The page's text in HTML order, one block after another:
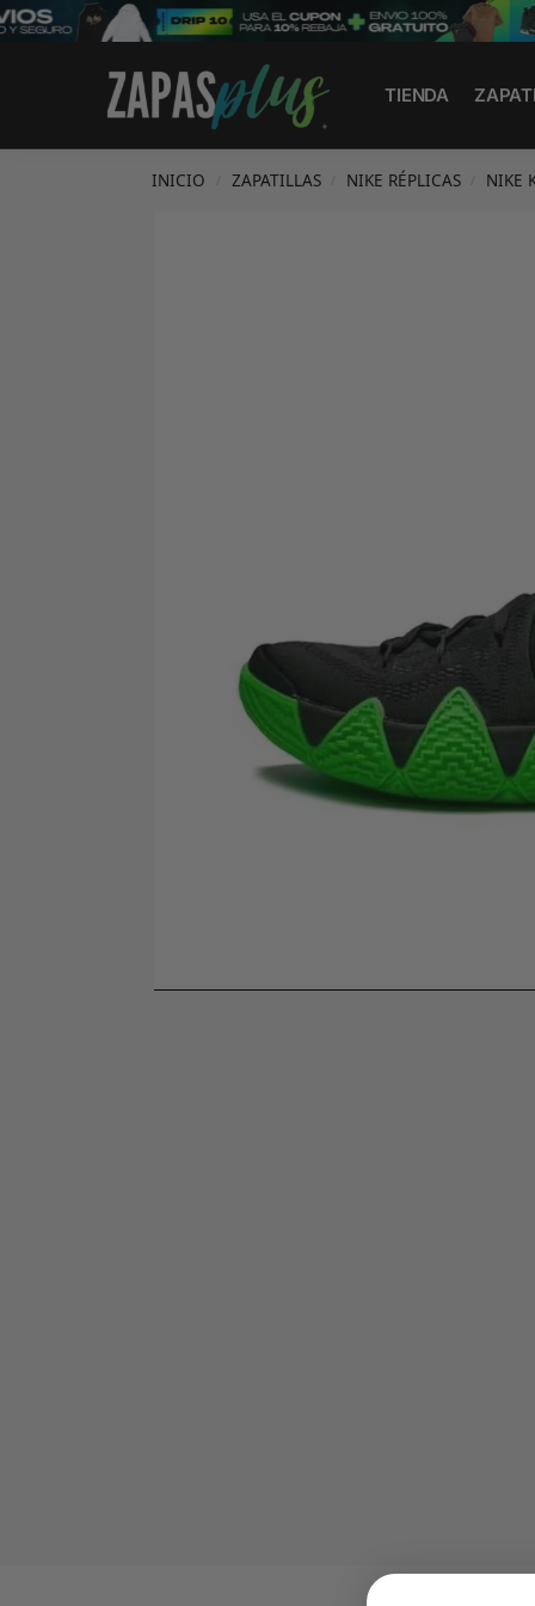
TIENDA
Search
INICIO ZAPATILLAS NIKE RÉPLICAS NIKE